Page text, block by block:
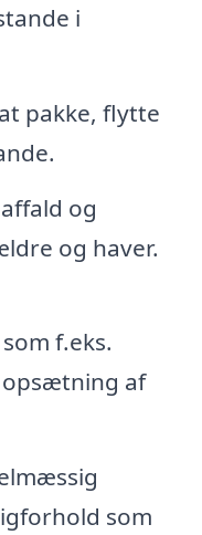
i
pakke, flytte
og
og haver.
f.eks.
af
som